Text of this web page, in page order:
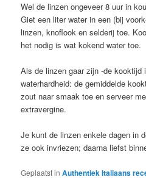
Wel de linzen ongeveer 8 uur in
Giet een liter water in een (bij
linzen, knoflook en selderij toe.
het nodig is wat kokend water toe.
Als de linzen gaar zijn -de kooktijd
waterhardheid: de gemiddelde
zout naar smaak toe en serveer
extravergine.
Je kunt de linzen enkele dagen in
ze ook invriezen; daarna liefst
Geplaatst in Authentiek Italiaans